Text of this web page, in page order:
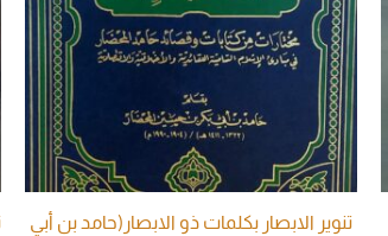
تنوير الابصار بكلمات ذو الابصار(حامد بن أبي